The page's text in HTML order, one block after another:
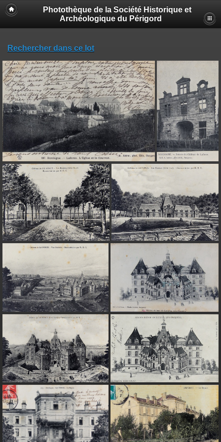
Photothèque de la Société Historique et
Archéologique du Périgord
Rechercher dans ce lot